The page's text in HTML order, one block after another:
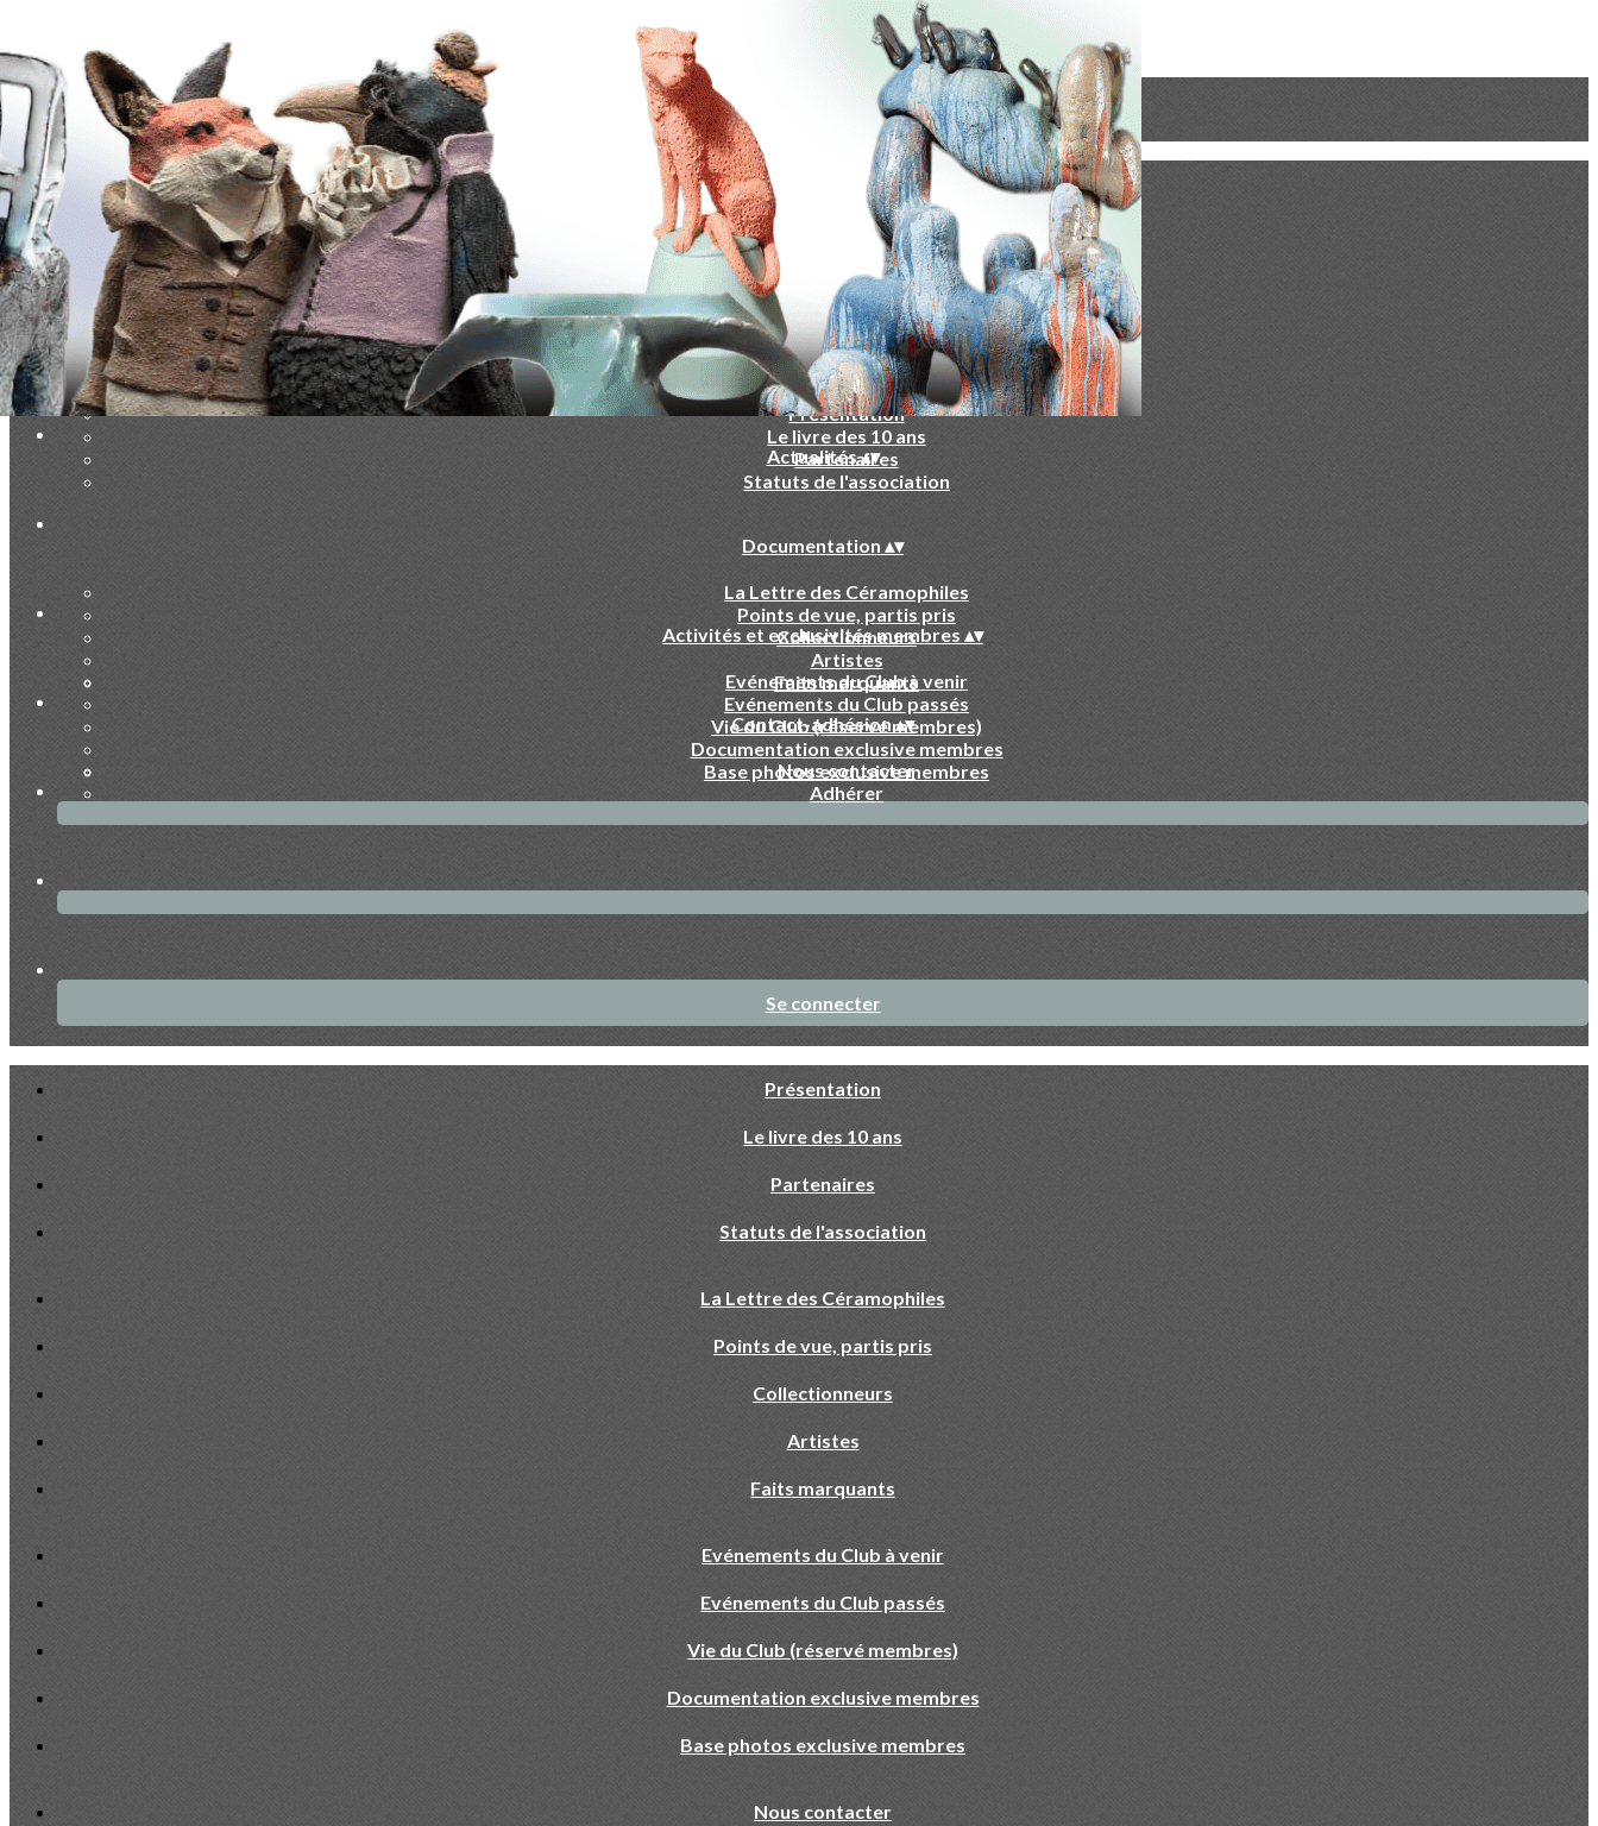
Exporter toutes les colonnes
Exporter uniquement les colonnes affichées
Menu
Ajoutez un logo, un bouton, des réseaux sociaux
Cliquez pour éditer
-▴▾
Qui sommes nous ?▴▾
Présentation
Le livre des 10 ans
Partenaires
Statuts de l'association
Actualités▴▾
Documentation ▴▾
La Lettre des Céramophiles
Points de vue, partis pris
Collectionneurs
Artistes
Faits marquants
Activités et exclusivités membres ▴▾
Evénements du Club à venir
Evénements du Club passés
Vie du Club (réservé membres)
Documentation exclusive membres
Base photos exclusive membres
Contact-adhésion▴▾
Nous contacter
Adhérer
Se connecter
Présentation
Le livre des 10 ans
Partenaires
Statuts de l'association
La Lettre des Céramophiles
Points de vue, partis pris
Collectionneurs
Artistes
Faits marquants
Evénements du Club à venir
Evénements du Club passés
Vie du Club (réservé membres)
Documentation exclusive membres
Base photos exclusive membres
Nous contacter